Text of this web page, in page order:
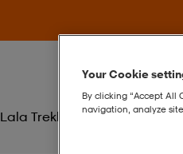
Lala Trekking Shorts
Your Cookie
By clicking “Accept All
navigation, analyze